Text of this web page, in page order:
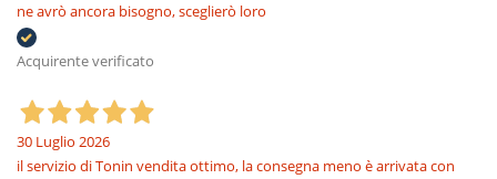
ne avrò ancora bisogno, sceglierò loro
Acquirente verificato
30 Luglio 2026
il servizio di Tonin vendita ottimo, la consegna meno è arrivata con